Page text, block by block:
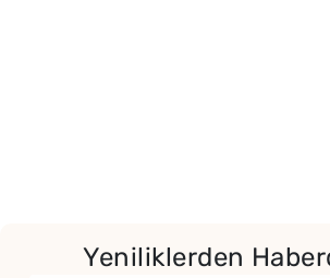
Yeniliklerden